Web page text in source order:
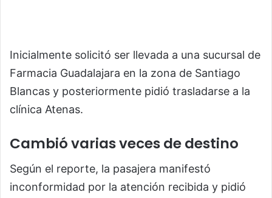
Inicialmente solicitó ser llevada a una sucursal de
Farmacia Guadalajara en la zona de Santiago
Blancas y posteriormente pidió trasladarse a la
clínica Atenas.
Cambió varias veces de destino
Según el reporte, la pasajera manifestó
inconformidad por la atención recibida y pidió